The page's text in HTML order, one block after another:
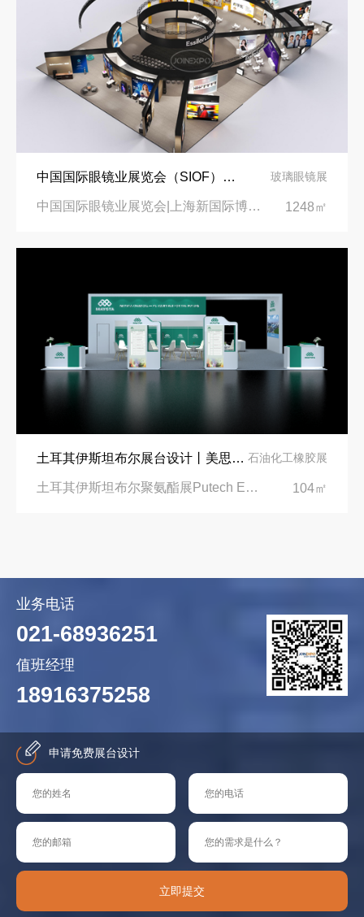
中国国际眼镜业展览会（SIOF）‌展台设计搭建-眼镜业巨头依视路陆逊梯卡 玻璃眼镜展
中国国际眼镜业展览会|上海新国际博览中心‌ 1248㎡
土耳其伊斯坦布尔展台设计丨美思德创新产品，打造聚氨酯行业标杆 石油化工橡胶展
土耳其伊斯坦布尔聚氨酯展Putech Eurasia|土耳其国际会展中心 104㎡
业务电话
021-68936251
值班经理
18916375258
申请免费展台设计
立即提交